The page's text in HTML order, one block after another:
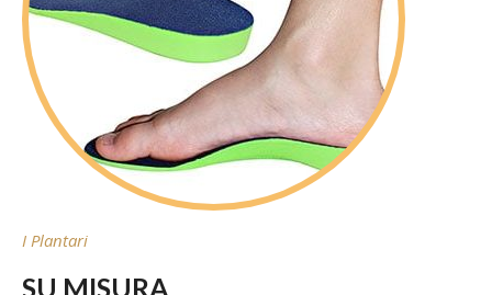
I Plantari
SU MISURA